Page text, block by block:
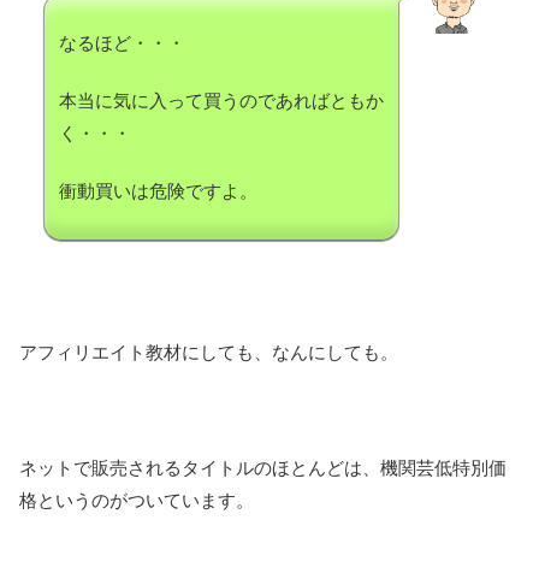
なるほど・・・
本当に気に入って買うのであればともか
く・・・
衝動買いは危険ですよ。
アフィリエイト教材にしても、なんにしても。
ネットで販売されるタイトルのほとんどは、機関芸低特別価
格というのがついています。